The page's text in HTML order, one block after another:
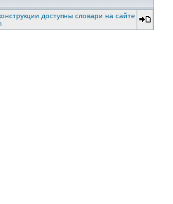
доступны словари на сайте